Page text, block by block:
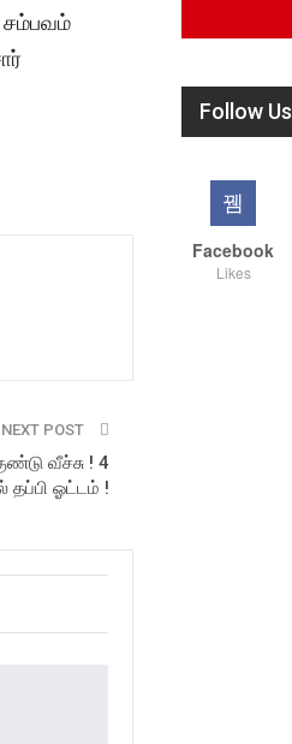
சம்பவம்
NEXT POST
வீச்சு ! 4
ஓட்டம் !
Follow Us
Facebook
Likes